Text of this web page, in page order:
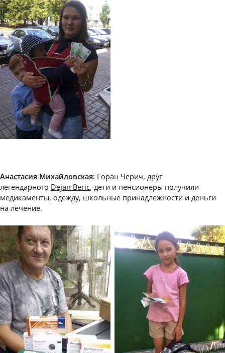
Анастасия Михайловская: Горан Черич, друг
легендарного Dejan Beric, дети и пенсионеры получили
медикаменты, одежду, школьные принадлежности и деньги
на лечение.